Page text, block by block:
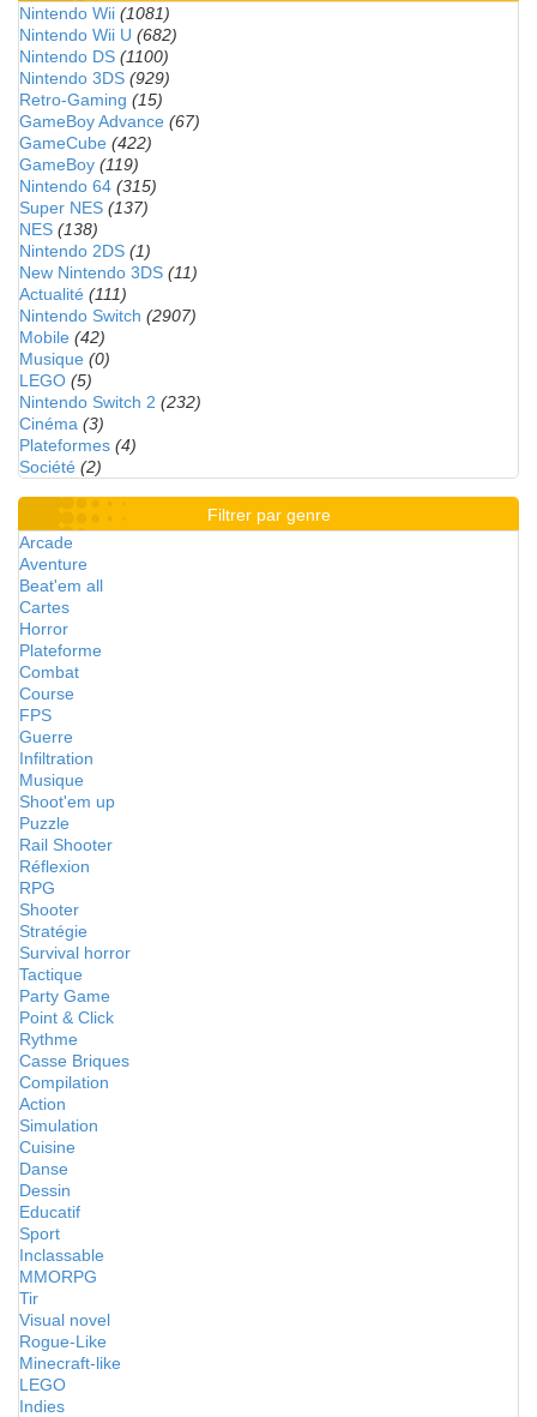
Nintendo Wii (1081)
Nintendo Wii U (682)
Nintendo DS (1100)
Nintendo 3DS (929)
Retro-Gaming (15)
GameBoy Advance (67)
GameCube (422)
GameBoy (119)
Nintendo 64 (315)
Super NES (137)
NES (138)
Nintendo 2DS (1)
New Nintendo 3DS (11)
Actualité (111)
Nintendo Switch (2907)
Mobile (42)
Musique (0)
LEGO (5)
Nintendo Switch 2 (232)
Cinéma (3)
Plateformes (4)
Société (2)
Filtrer par genre
Arcade
Aventure
Beat'em all
Cartes
Horror
Plateforme
Combat
Course
FPS
Guerre
Infiltration
Musique
Shoot'em up
Puzzle
Rail Shooter
Réflexion
RPG
Shooter
Stratégie
Survival horror
Tactique
Party Game
Point & Click
Rythme
Casse Briques
Compilation
Action
Simulation
Cuisine
Danse
Dessin
Educatif
Sport
Inclassable
MMORPG
Tir
Visual novel
Rogue-Like
Minecraft-like
LEGO
Indies